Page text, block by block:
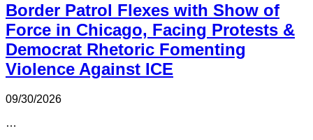
Border Patrol Flexes with Show of
Force in Chicago, Facing Protests &
Democrat Rhetoric Fomenting
Violence Against ICE
09/30/2026
…